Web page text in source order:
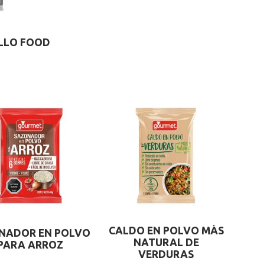
FOOD
EN POLVO
ARROZ
CALDO EN POLVO MÁS
NATURAL DE
VERDURAS